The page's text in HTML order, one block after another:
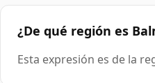
¿De qué región es
Esta expresión es de la